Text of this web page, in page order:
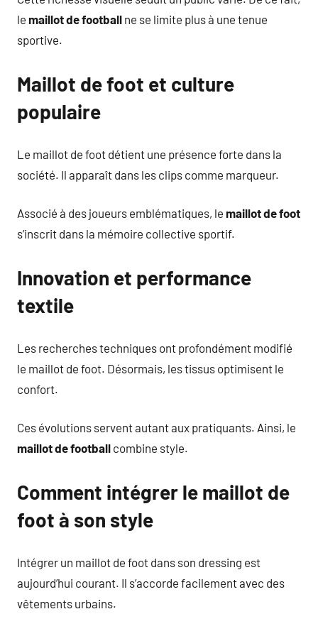
le maillot de football ne se limite plus à une tenue
sportive.
Maillot de foot et culture
populaire
Le maillot de foot détient une présence forte dans la
société. Il apparaît dans les clips comme marqueur.
Associé à des joueurs emblématiques, le maillot de foot
s’inscrit dans la mémoire collective sportif.
Innovation et performance
textile
Les recherches techniques ont profondément modifié
le maillot de foot. Désormais, les tissus optimisent le
confort.
Ces évolutions servent autant aux pratiquants. Ainsi, le
maillot de football combine style.
Comment intégrer le maillot de
foot à son style
Intégrer un maillot de foot dans son dressing est
aujourd’hui courant. Il s’accorde facilement avec des
vêtements urbains.